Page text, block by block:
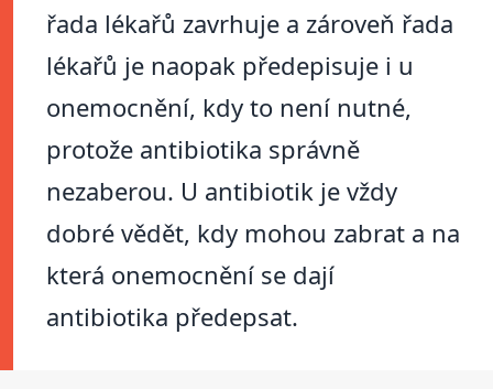
řada lékařů zavrhuje a zároveň řada
lékařů je naopak předepisuje i u
onemocnění, kdy to není nutné,
protože antibiotika správně
nezaberou. U antibiotik je vždy
dobré vědět, kdy mohou zabrat a na
která onemocnění se dají
antibiotika předepsat.